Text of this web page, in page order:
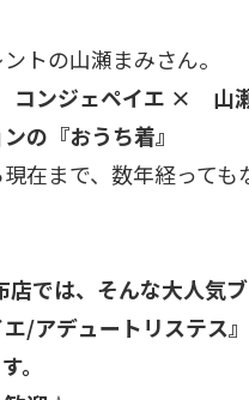
トの山瀬まみさん。
ンジェペイエ × 山
の『おうち着』
在まで、数年経っても
店では、そんな大人気
エ/アデュートリステス
。